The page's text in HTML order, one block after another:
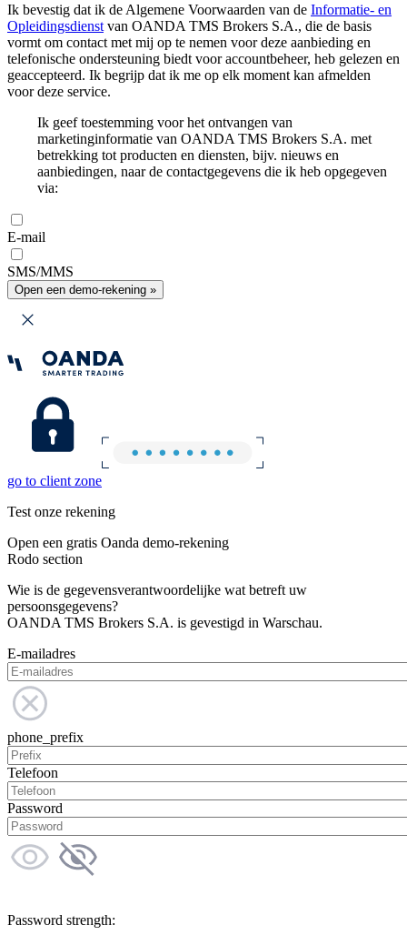
Ik bevestig dat ik de Algemene Voorwaarden van de Informatie- en
Opleidingsdienst van OANDA TMS Brokers S.A., die de basis
vormt om contact met mij op te nemen voor deze aanbieding en
telefonische ondersteuning biedt voor accountbeheer, heb gelezen en
geaccepteerd. Ik begrijp dat ik me op elk moment kan afmelden
voor deze service.
Ik geef toestemming voor het ontvangen van
marketinginformatie van OANDA TMS Brokers S.A. met
betrekking tot producten en diensten, bijv. nieuws en
aanbiedingen, naar de contactgegevens die ik heb opgegeven
via:
E-mail
SMS/MMS
Open een demo-rekening »
go to client zone
Test onze rekening
Open een gratis Oanda demo-rekening
Rodo section
Wie is de gegevensverantwoordelijke wat betreft uw
persoonsgegevens?
OANDA TMS Brokers S.A. is gevestigd in Warschau.
E-mailadres
phone_prefix
Telefoon
Password
Password strength: